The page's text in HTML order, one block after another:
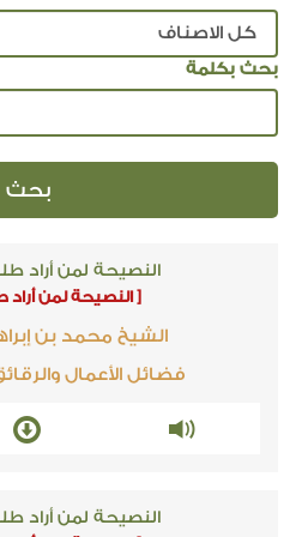
بحث بكلمة
النصيحة لمن أراد
[ النصيحة لمن
الشيخ محمد بن
فضائل الأعمال
النصيحة لمن أراد